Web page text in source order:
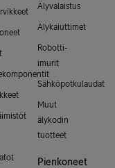
Älyvalaistus
Älykaiuttimet
Robotti-
imurit
Sähköpotkulaudat
Muut
älykodin
tuotteet
Pienkoneet